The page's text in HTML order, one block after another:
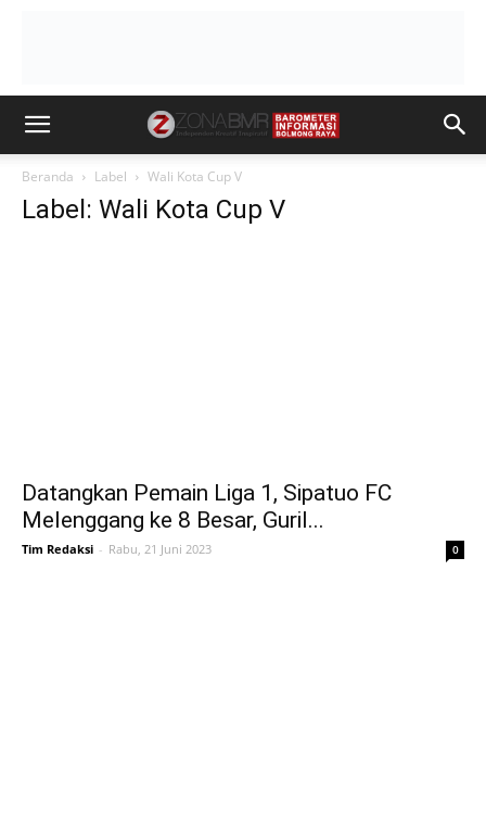
Beranda Label Wali Kota Cup V
Label: Wali Kota Cup V
Datangkan Pemain Liga 1, Sipatuo FC
Melenggang ke 8 Besar, Guril...
Tim Redaksi - Rabu, 21 Juni 2023 0